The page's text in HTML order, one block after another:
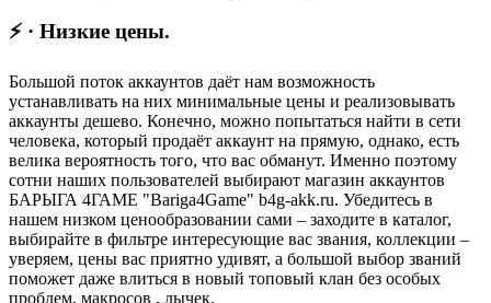
⚡ · Низкие цены.
Большой поток аккаунтов даёт нам возможность
устанавливать на них минимальные цены и реализовывать
аккаунты дешево. Конечно, можно попытаться найти в сети
человека, который продаёт аккаунт на прямую, однако, есть
велика вероятность того, что вас обманут. Именно поэтому
сотни наших пользователей выбирают магазин аккаунтов
БАРЫГА 4ГАМЕ "Bariga4Game" b4g-akk.ru. Убедитесь в
нашем низком ценообразовании сами – заходите в каталог,
выбирайте в фильтре интересующие вас звания, коллекции –
уверяем, цены вас приятно удивят, а большой выбор званий
поможет даже влиться в новый топовый клан без особых
проблем, макросов , лычек.